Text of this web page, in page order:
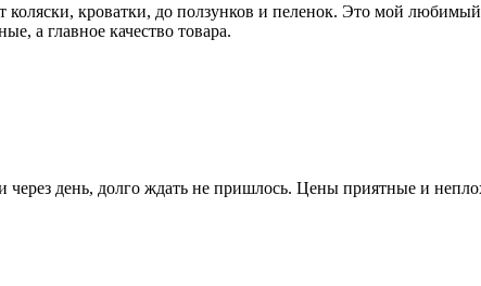
коляски, кроватки, до ползунков и пеленок. Это мой
а главное качество товара.
через день, долго ждать не пришлось. Цены приятные и